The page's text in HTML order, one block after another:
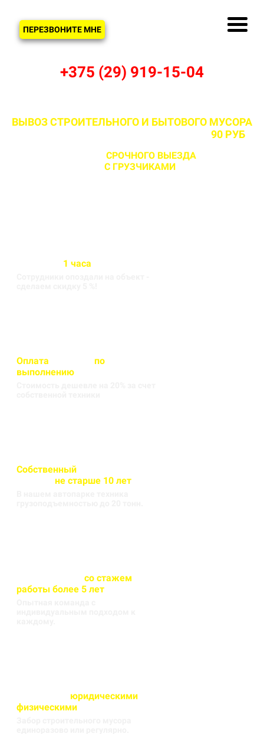
ПЕРЕЗВОНИТЕ МНЕ
+375 (29) 919-15-04
ВЫВОЗ СТРОИТЕЛЬНОГО И БЫТОВОГО МУСОРА
90 РУБ
СРОЧНОГО ВЫЕЗДА
С ГРУЗЧИКАМИИ БЕЗ
1 часа
Оплата
по
выполнению
Собственный
не старше 10 лет
со стажем
работы более 5 лет
юридическими
физическими